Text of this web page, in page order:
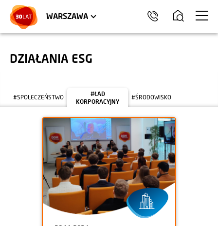
WARSZAWA
HEL
DZIAŁANIA ESG
#SPOŁECZEŃSTWO
#ŁAD
KORPORACYJNY
#ŚRODOWISKO